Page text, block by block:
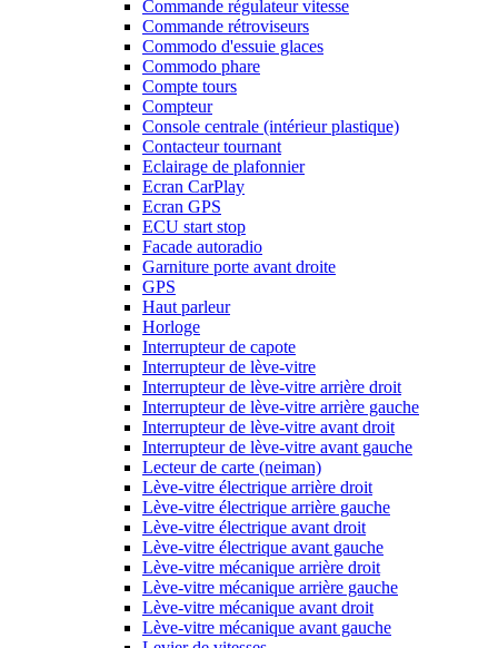
Commande régulateur vitesse
Commande rétroviseurs
Commodo d'essuie glaces
Commodo phare
Compte tours
Compteur
Console centrale (intérieur plastique)
Contacteur tournant
Eclairage de plafonnier
Ecran CarPlay
Ecran GPS
ECU start stop
Facade autoradio
Garniture porte avant droite
GPS
Haut parleur
Horloge
Interrupteur de capote
Interrupteur de lève-vitre
Interrupteur de lève-vitre arrière droit
Interrupteur de lève-vitre arrière gauche
Interrupteur de lève-vitre avant droit
Interrupteur de lève-vitre avant gauche
Lecteur de carte (neiman)
Lève-vitre électrique arrière droit
Lève-vitre électrique arrière gauche
Lève-vitre électrique avant droit
Lève-vitre électrique avant gauche
Lève-vitre mécanique arrière droit
Lève-vitre mécanique arrière gauche
Lève-vitre mécanique avant droit
Lève-vitre mécanique avant gauche